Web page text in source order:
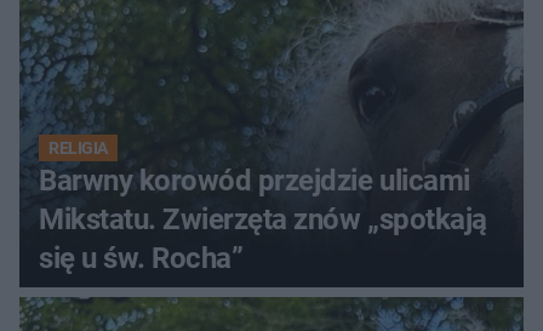
RELIGIA
Barwny korowód przejdzie ulicami
Mikstatu. Zwierzęta znów „spotkają
się u św. Rocha”